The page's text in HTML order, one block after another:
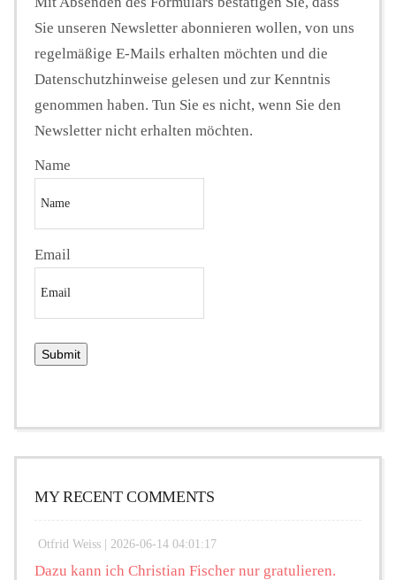
Sie unseren Newsletter abonnieren wollen, von uns
regelmäßige E-Mails erhalten möchten und die
Datenschutzhinweise gelesen und zur Kenntnis
genommen haben. Tun Sie es nicht, wenn Sie den
Newsletter nicht erhalten möchten.
Name
Email
MY RECENT COMMENTS
Otfrid Weiss | 2026-06-14 04:01:17
Dazu kann ich Christian Fischer nur gratulieren.